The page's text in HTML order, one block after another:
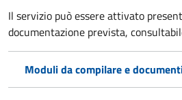
Il servizio può essere attivato
documentazione prevista,
Moduli da compilare e